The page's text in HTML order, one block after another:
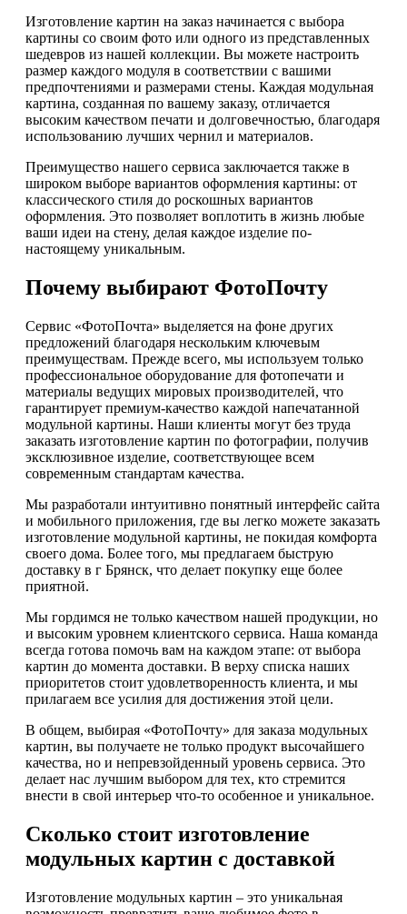
Изготовление картин на заказ начинается с выбора
картины со своим фото или одного из представленных
шедевров из нашей коллекции. Вы можете настроить
размер каждого модуля в соответствии с вашими
предпочтениями и размерами стены. Каждая модульная
картина, созданная по вашему заказу, отличается
высоким качеством печати и долговечностью, благодаря
использованию лучших чернил и материалов.
Преимущество нашего сервиса заключается также в
широком выборе вариантов оформления картины: от
классического стиля до роскошных вариантов
оформления. Это позволяет воплотить в жизнь любые
ваши идеи на стену, делая каждое изделие по-
настоящему уникальным.
Почему выбирают ФотоПочту
Сервис «ФотоПочта» выделяется на фоне других
предложений благодаря нескольким ключевым
преимуществам. Прежде всего, мы используем только
профессиональное оборудование для фотопечати и
материалы ведущих мировых производителей, что
гарантирует премиум-качество каждой напечатанной
модульной картины. Наши клиенты могут без труда
заказать изготовление картин по фотографии, получив
эксклюзивное изделие, соответствующее всем
современным стандартам качества.
Мы разработали интуитивно понятный интерфейс сайта
и мобильного приложения, где вы легко можете заказать
изготовление модульной картины, не покидая комфорта
своего дома. Более того, мы предлагаем быструю
доставку в г Брянск, что делает покупку еще более
приятной.
Мы гордимся не только качеством нашей продукции, но
и высоким уровнем клиентского сервиса. Наша команда
всегда готова помочь вам на каждом этапе: от выбора
картин до момента доставки. В верху списка наших
приоритетов стоит удовлетворенность клиента, и мы
прилагаем все усилия для достижения этой цели.
В общем, выбирая «ФотоПочту» для заказа модульных
картин, вы получаете не только продукт высочайшего
качества, но и непревзойденный уровень сервиса. Это
делает нас лучшим выбором для тех, кто стремится
внести в свой интерьер что-то особенное и уникальное.
Сколько стоит изготовление
модульных картин с доставкой
Изготовление модульных картин – это уникальная